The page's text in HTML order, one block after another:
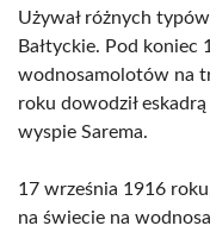
Używał różnych
Bałtyckie. Pod
wodnosamolotów na
roku dowodził
wyspie Sarema.
17 września 1916
na świecie na